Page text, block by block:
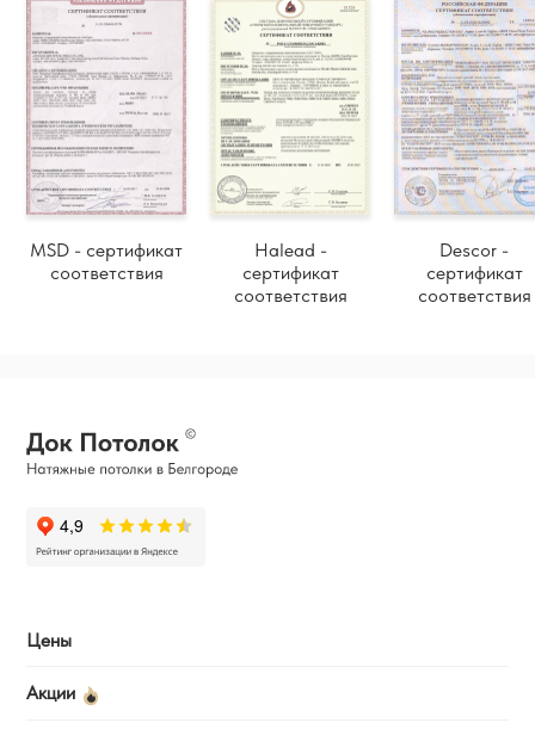
MSD - сертификат
соответствия
Halead -
сертификат
соответствия
Descor -
сертификат
соответствия
Цены
Акции